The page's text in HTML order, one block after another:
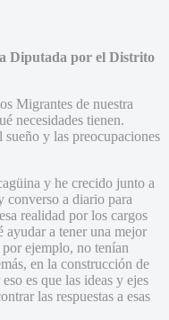
Diputada por el Distrito
Migrantes de nuestra
necesidades tienen.
y las preocupaciones
y he crecido junto a
converso a diario para
realidad por los cargos
ayudar a tener una mejor
ejemplo, no tenían
en la construcción de
es que las ideas y ejes
las respuestas a esas